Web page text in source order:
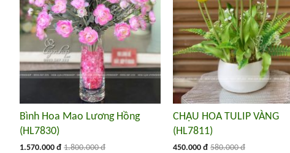
Bình Hoa Mao Lương Hồng
(HL7830)
1.570.000 đ 1.800.000 đ
CHẬU HOA TULIP VÀNG
(HL7811)
450.000 đ 580.000 đ